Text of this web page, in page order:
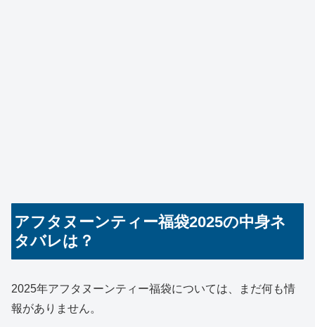
アフタヌーンティー福袋2025の中身ネ
タバレは？
2025年アフタヌーンティー福袋については、まだ何も情
報がありません。